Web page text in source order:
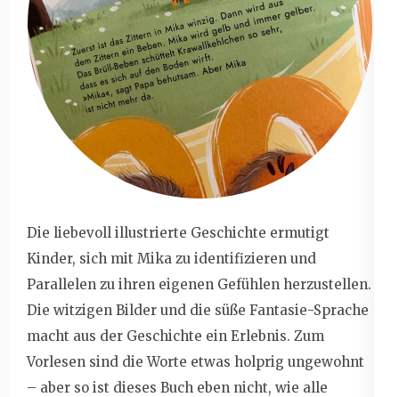
Die liebevoll illustrierte Geschichte ermutigt
Kinder, sich mit Mika zu identifizieren und
Parallelen zu ihren eigenen Gefühlen herzustellen.
Die witzigen Bilder und die süße Fantasie-Sprache
macht aus der Geschichte ein Erlebnis. Zum
Vorlesen sind die Worte etwas holprig ungewohnt
– aber so ist dieses Buch eben nicht, wie alle